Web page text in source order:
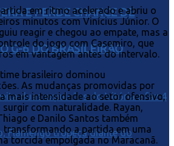
E PERDE CHANCE DE
G-6 DO BRASILEIRÃO
em ritmo acelerado e abriu o
minutos com Vinícius Júnior. O
reagir e chegou ao empate, mas a
do jogo com Casemiro, que
em vantagem antes do intervalo.
brasileiro dominou
As mudanças promovidas por
mais intensidade ao setor ofensivo,
com naturalidade. Rayan,
e Danilo Santos também
transformando a partida em uma
torcida empolgada no Maracanã.